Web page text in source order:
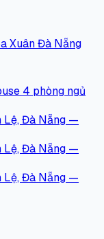
Xuân Đà Nẵng